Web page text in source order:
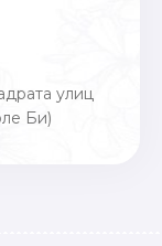
улиц
Би)